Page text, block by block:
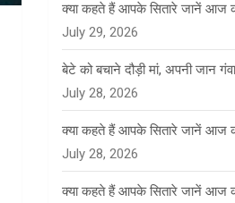
क्या कहते हैं आपके सितारे जानें आज
July 29, 2026
बेटे को बचाने दौड़ी मां, अपनी जान
July 28, 2026
क्या कहते हैं आपके सितारे जानें आज
July 28, 2026
क्या कहते हैं आपके सितारे जानें आज